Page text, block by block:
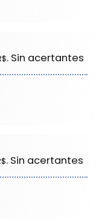
. Sin acertantes
. Sin acertantes